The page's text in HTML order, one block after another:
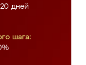
дней
шага: